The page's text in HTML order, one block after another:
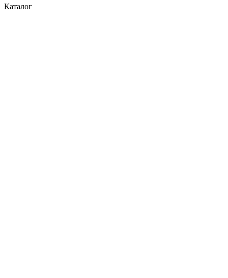
Каталог